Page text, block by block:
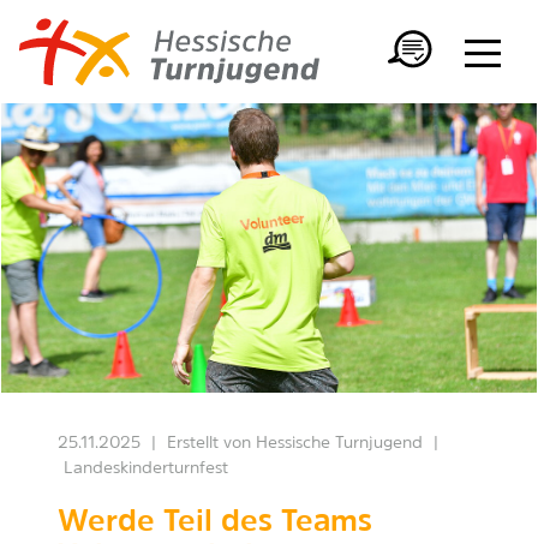
25.11.2025 Erstellt von Hessische Turnjugend
Landeskinderturnfest
Werde Teil des Teams